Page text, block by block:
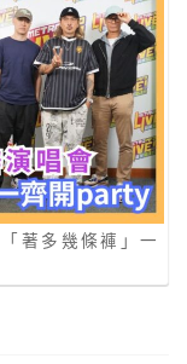
著多幾條褲」一